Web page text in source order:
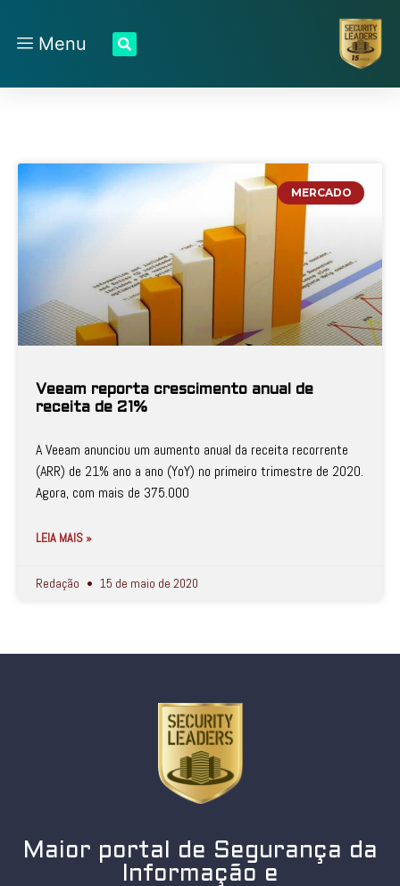
Menu
MERCADO
Veeam reporta crescimento anual de
receita de 21%
A Veeam anunciou um aumento anual da receita recorrente
(ARR) de 21% ano a ano (YoY) no primeiro trimestre de 2020.
Agora, com mais de 375.000
LEIA MAIS »
Redação 15 de maio de 2020
Maior portal de Segurança da
Informação e